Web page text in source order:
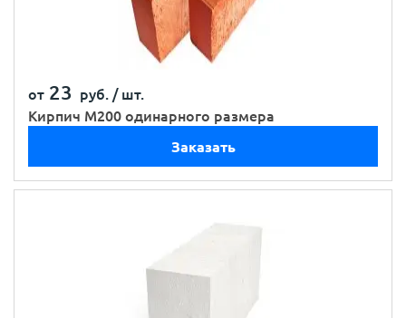
от 23 руб. / шт.
Кирпич М200 одинарного размера
Заказать